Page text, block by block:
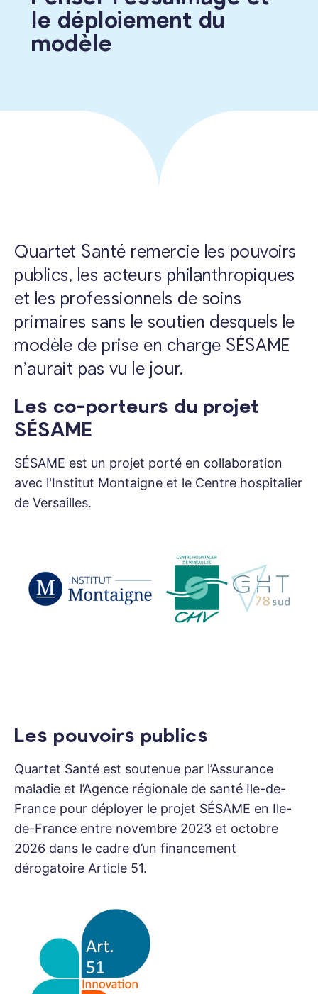
le déploiement du
modèle
Quartet Santé remercie les pouvoirs
publics, les acteurs philanthropiques
et les professionnels de soins
primaires sans le soutien desquels le
modèle de prise en charge SÉSAME
n’aurait pas vu le jour.
Les co-porteurs du projet
SÉSAME
SÉSAME est un projet porté en collaboration
avec l'Institut Montaigne et le Centre hospitalier
de Versailles.
Les pouvoirs publics
Quartet Santé est soutenue par l’Assurance
maladie et l’Agence régionale de santé Ile-de-
France pour déployer le projet SÉSAME en Ile-
de-France entre novembre 2023 et octobre
2026 dans le cadre d’un financement
dérogatoire Article 51.